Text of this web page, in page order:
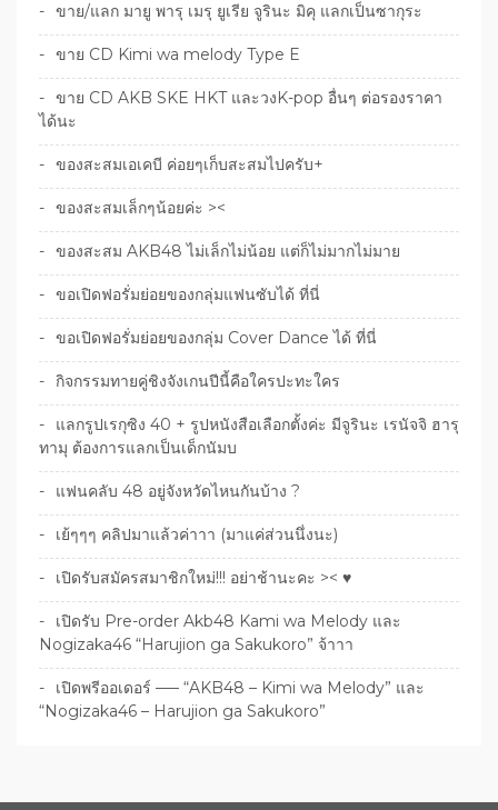
ขาย/แลก มายู พารุ เมรุ ยูเรีย จูรินะ มิคุ แลกเป็นซากุระ
ขาย CD Kimi wa melody Type E
ขาย CD AKB SKE HKT และวงK-pop อื่นๆ ต่อรองราคา
ได้นะ
ของสะสมเอเคบี ค่อยๆเก็บสะสมไปครับ+
ของสะสมเล็กๆน้อยค่ะ ><
ของสะสม AKB48 ไม่เล็กไม่น้อย แต่ก็ไม่มากไม่มาย
ขอเปิดฟอรั่มย่อยของกลุ่มแฟนซับได้ ที่นี่
ขอเปิดฟอรั่มย่อยของกลุ่ม Cover Dance ได้ ที่นี่
กิจกรรมทายคู่ชิงจังเกนปีนี้คือใครปะทะใคร
แลกรูปเรกุซิง 40 + รูปหนังสือเลือกตั้งค่ะ มีจูรินะ เรนัจจิ ฮารุ
ทามุ ต้องการแลกเป็นเด็กนัมบ
แฟนคลับ 48 อยู่จังหวัดไหนกันบ้าง ?
เย้ๆๆๆ คลิปมาแล้วค่าาา (มาแค่ส่วนนึ่งนะ)
เปิดรับสมัครสมาชิกใหม่!!! อย่าช้านะคะ >< ♥
เปิดรับ Pre-order Akb48 Kami wa Melody และ
Nogizaka46 “Harujion ga Sakukoro” จ้าาา
เปิดพรีออเดอร์ —– “AKB48 – Kimi wa Melody” และ
“Nogizaka46 – Harujion ga Sakukoro”